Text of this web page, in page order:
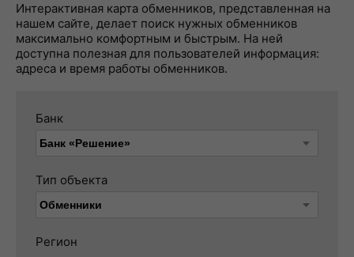
Интерактивная карта обменников, представленная на
нашем сайте, делает поиск нужных обменников
максимально комфортным и быстрым. На ней
доступна полезная для пользователей информация:
адреса и время работы обменников.
Банк
Тип объекта
Регион